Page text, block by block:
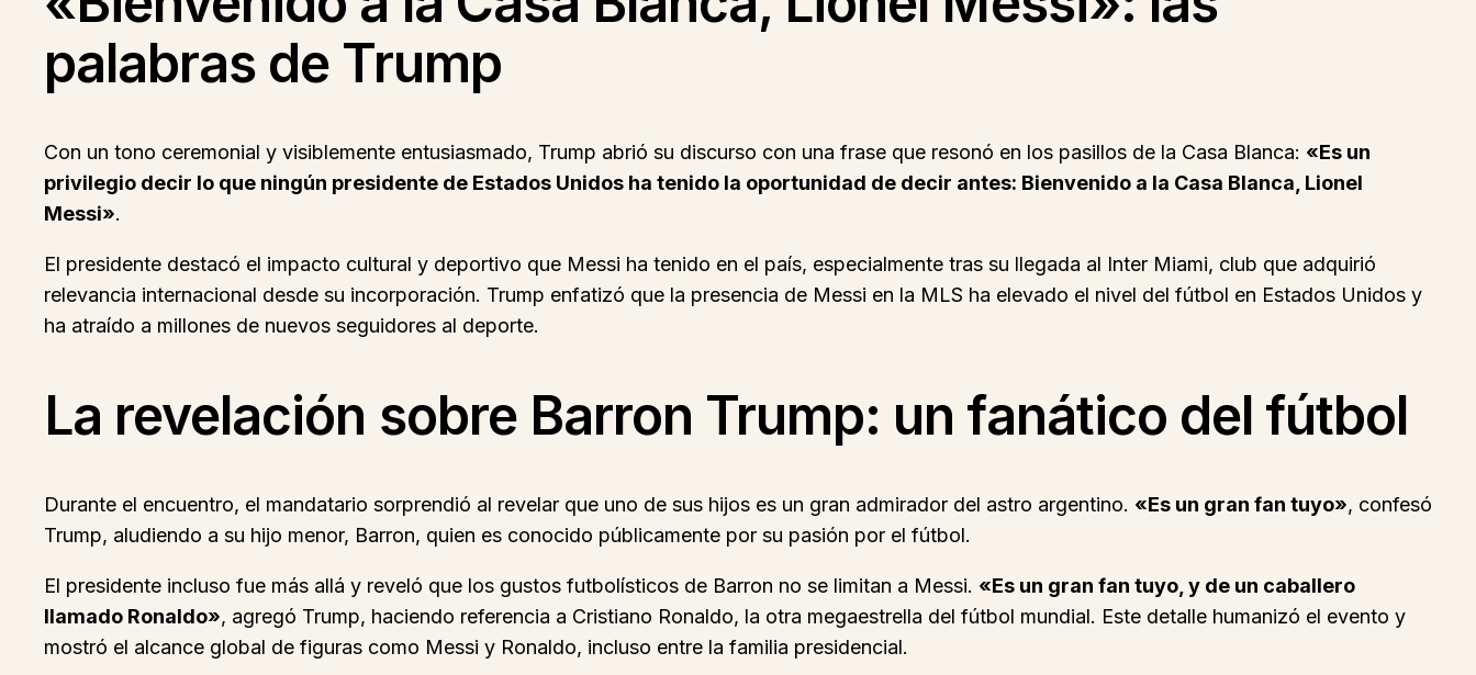
palabras de Trump
Con un tono ceremonial y visiblemente entusiasmado, Trump abrió su discurso con una frase que resonó en los pasillos de la Casa Blanca: «Es un
privilegio decir lo que ningún presidente de Estados Unidos ha tenido la oportunidad de decir antes: Bienvenido a la Casa Blanca, Lionel
Messi».
El presidente destacó el impacto cultural y deportivo que Messi ha tenido en el país, especialmente tras su llegada al Inter Miami, club que adquirió
relevancia internacional desde su incorporación. Trump enfatizó que la presencia de Messi en la MLS ha elevado el nivel del fútbol en Estados Unidos y
ha atraído a millones de nuevos seguidores al deporte.
La revelación sobre Barron Trump: un fanático del fútbol
Durante el encuentro, el mandatario sorprendió al revelar que uno de sus hijos es un gran admirador del astro argentino. «Es un gran fan tuyo», confesó
Trump, aludiendo a su hijo menor, Barron, quien es conocido públicamente por su pasión por el fútbol.
El presidente incluso fue más allá y reveló que los gustos futbolísticos de Barron no se limitan a Messi. «Es un gran fan tuyo, y de un caballero
llamado Ronaldo», agregó Trump, haciendo referencia a Cristiano Ronaldo, la otra megaestrella del fútbol mundial. Este detalle humanizó el evento y
mostró el alcance global de figuras como Messi y Ronaldo, incluso entre la familia presidencial.